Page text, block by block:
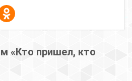
«Кто пришел, кто